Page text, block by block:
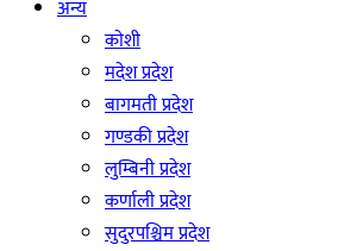
अन्य
काेशी
मदेश प्रदेश
बागमती प्रदेश
गण्डकी प्रदेश
लुम्बिनी प्रदेश
कर्णाली प्रदेश
सुदुरपश्चिम प्रदेश